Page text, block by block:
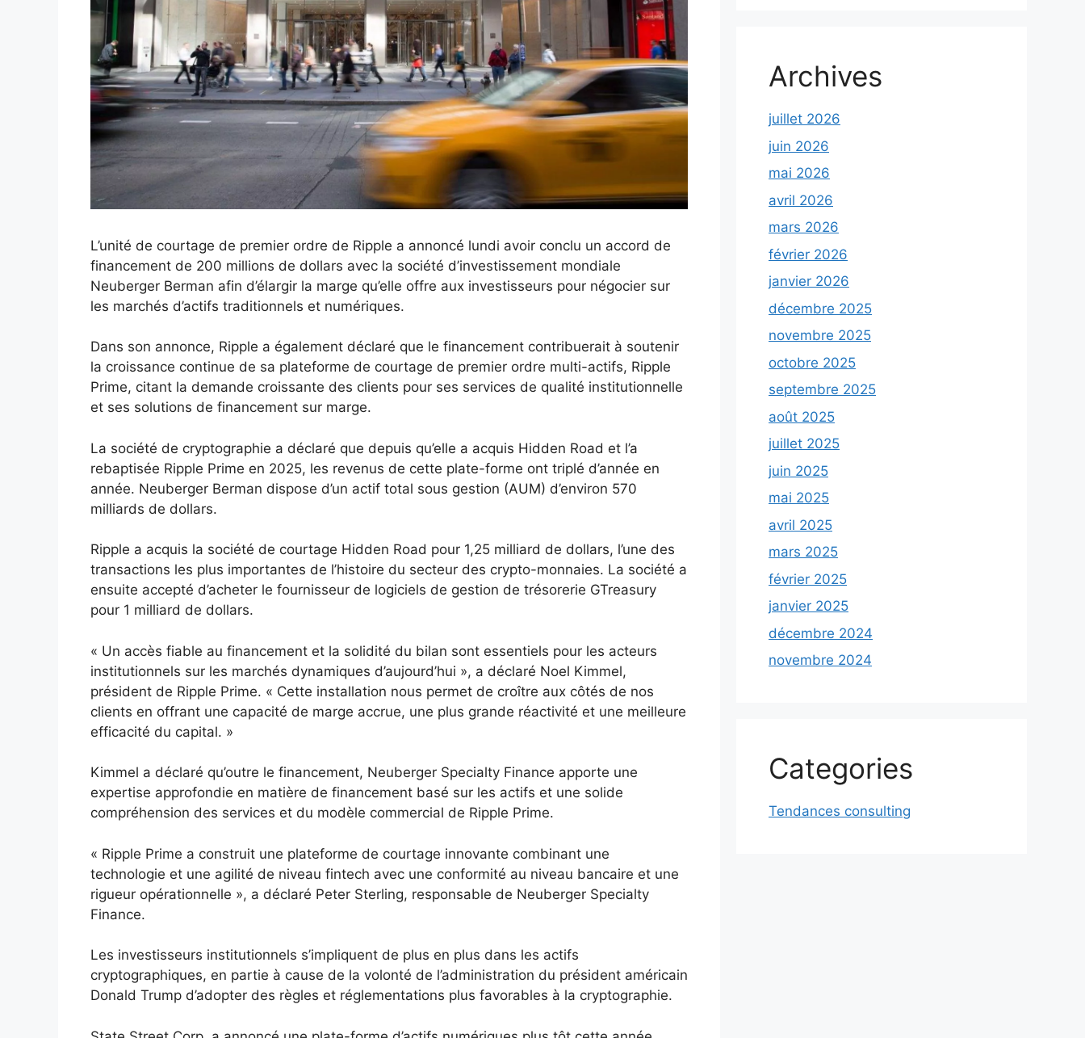
L’unité de courtage de premier ordre de Ripple a annoncé lundi avoir conclu un accord de
financement de 200 millions de dollars avec la société d’investissement mondiale
Neuberger Berman afin d’élargir la marge qu’elle offre aux investisseurs pour négocier sur
les marchés d’actifs traditionnels et numériques.
Dans son annonce, Ripple a également déclaré que le financement contribuerait à soutenir
la croissance continue de sa plateforme de courtage de premier ordre multi-actifs, Ripple
Prime, citant la demande croissante des clients pour ses services de qualité institutionnelle
et ses solutions de financement sur marge.
La société de cryptographie a déclaré que depuis qu’elle a acquis Hidden Road et l’a
rebaptisée Ripple Prime en 2025, les revenus de cette plate-forme ont triplé d’année en
année. Neuberger Berman dispose d’un actif total sous gestion (AUM) d’environ 570
milliards de dollars.
Ripple a acquis la société de courtage Hidden Road pour 1,25 milliard de dollars, l’une des
transactions les plus importantes de l’histoire du secteur des crypto-monnaies. La société a
ensuite accepté d’acheter le fournisseur de logiciels de gestion de trésorerie GTreasury
pour 1 milliard de dollars.
« Un accès fiable au financement et la solidité du bilan sont essentiels pour les acteurs
institutionnels sur les marchés dynamiques d’aujourd’hui », a déclaré Noel Kimmel,
président de Ripple Prime. « Cette installation nous permet de croître aux côtés de nos
clients en offrant une capacité de marge accrue, une plus grande réactivité et une meilleure
efficacité du capital. »
Kimmel a déclaré qu’outre le financement, Neuberger Specialty Finance apporte une
expertise approfondie en matière de financement basé sur les actifs et une solide
compréhension des services et du modèle commercial de Ripple Prime.
« Ripple Prime a construit une plateforme de courtage innovante combinant une
technologie et une agilité de niveau fintech avec une conformité au niveau bancaire et une
rigueur opérationnelle », a déclaré Peter Sterling, responsable de Neuberger Specialty
Finance.
Les investisseurs institutionnels s’impliquent de plus en plus dans les actifs
cryptographiques, en partie à cause de la volonté de l’administration du président américain
Donald Trump d’adopter des règles et réglementations plus favorables à la cryptographie.
Archives
juillet 2026
juin 2026
mai 2026
avril 2026
mars 2026
février 2026
janvier 2026
décembre 2025
novembre 2025
octobre 2025
septembre 2025
août 2025
juillet 2025
juin 2025
mai 2025
avril 2025
mars 2025
février 2025
janvier 2025
décembre 2024
novembre 2024
Categories
Tendances consulting